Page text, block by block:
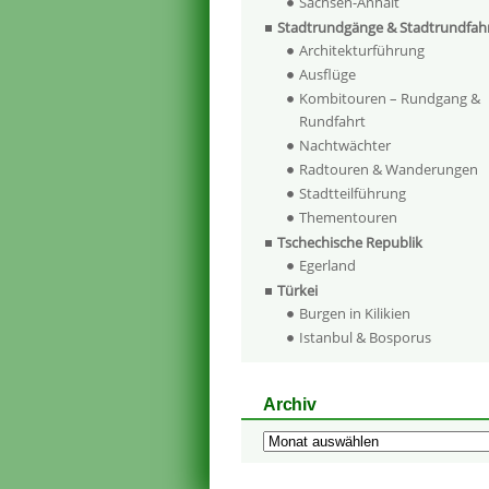
Stadtrundgänge &
Architekturführung
Ausflüge
Kombitouren – Rundgang &
Rundfahrt
Nachtwächter
Radtouren & Wanderungen
Stadtteilführung
Thementouren
Tschechische Republik
Egerland
Türkei
Burgen in Kilikien
Istanbul & Bosporus
Archiv
Archiv